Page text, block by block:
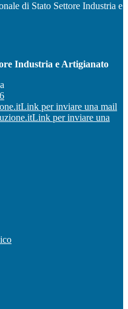
di Stato Settore Industria e
Industria e Artigianato
Link per inviare una mail
Link per inviare una